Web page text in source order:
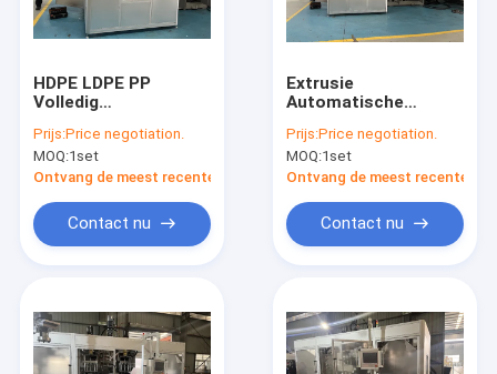
Fabrieksreis
Nieuws
Verzoek om een Citaat
Extrusie blaasvormmachine
plastic flessenslag het vormen machine
HDPE LDPE PP
Volledig
blaasmachine stabiel
Prijs:Price negotiation.
MOQ:1set
Ontvang de meest recente Prijs
Contact nu
Extrusie
Automatische
voor melkflessen
Prijs:Price negotiation.
MOQ:1set
Ontvang de meest recente
Contact nu